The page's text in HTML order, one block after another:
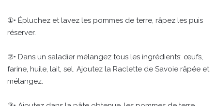
①• Épluchez et lavez les pommes de terre, râpez les puis
réserver.
②• Dans un saladier mélangez tous les ingrédients: œufs,
farine, huile, lait, sel. Ajoutez la Raclette de Savoie râpée et
mélangez.